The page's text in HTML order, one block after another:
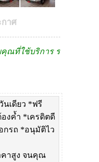
าศ
ณที่ใช้บริการ รถดีดีดอทคอ
นเดียว *ฟรี
งค้ำ *เครดิตดี
กรถ *อนุมัติไว
คาสูง จนคุณ